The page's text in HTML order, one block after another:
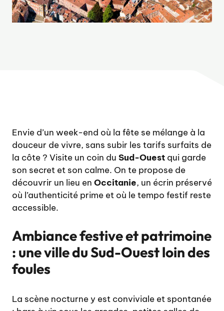
Envie d’un week-end où la fête se mélange à la
douceur de vivre, sans subir les tarifs surfaits de
la côte ? Visite un coin du Sud-Ouest qui garde
son secret et son calme. On te propose de
découvrir un lieu en Occitanie, un écrin préservé
où l’authenticité prime et où le tempo festif reste
accessible.
Ambiance festive et patrimoine
: une ville du Sud-Ouest loin des
foules
La scène nocturne y est conviviale et spontanée